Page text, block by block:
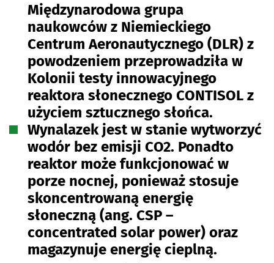
Międzynarodowa grupa
naukowców z Niemieckiego
Centrum Aeronautycznego (DLR) z
powodzeniem przeprowadziła w
Kolonii testy innowacyjnego
reaktora słonecznego CONTISOL z
użyciem sztucznego słońca.
Wynalazek jest w stanie wytworzyć
wodór bez emisji CO2. Ponadto
reaktor może funkcjonować w
porze nocnej, ponieważ stosuje
skoncentrowaną energię
słoneczną (ang. CSP –
concentrated solar power) oraz
magazynuje energię cieplną.